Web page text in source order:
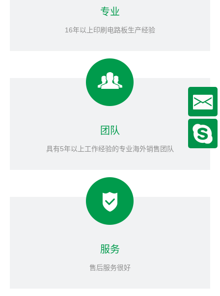
专业
16年以上印刷电路板生产经验
团队
具有5年以上工作经验的专业海外销售团队
服务
售后服务很好